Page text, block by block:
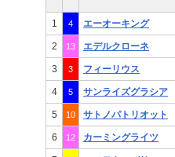
1 4 エーオーキング
2 13 エデルクローネ
3 3 フィーリウス
4 5 サンライズグラシア
5 10 サトノパトリオット
6 12 カーミングライツ